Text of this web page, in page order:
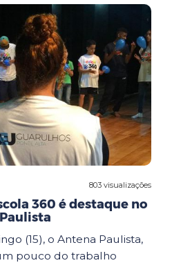
803 visualizações
360 é destaque no
(15), o Antena Paulista,
pouco do trabalho